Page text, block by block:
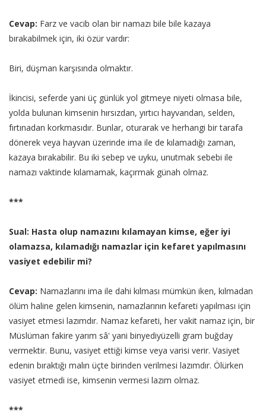
Cevap: Farz ve vacib olan bir namazı bile bile kazaya
bırakabilmek için, iki özür vardır:
Biri, düşman karşısında olmaktır.
İkincisi, seferde yani üç günlük yol gitmeye niyeti olmasa bile,
yolda bulunan kimsenin hırsızdan, yırtıcı hayvandan, selden,
fırtınadan korkmasıdır. Bunlar, oturarak ve herhangi bir tarafa
dönerek veya hayvan üzerinde ima ile de kılamadığı zaman,
kazaya bırakabilir. Bu iki sebep ve uyku, unutmak sebebi ile
namazı vaktinde kılamamak, kaçırmak günah olmaz.
***
Sual: Hasta olup namazını kılamayan kimse, eğer iyi
olamazsa, kılamadığı namazlar için kefaret yapılmasını
vasiyet edebilir mi?
Cevap: Namazlarını ima ile dahi kılması mümkün iken, kılmadan
ölüm haline gelen kimsenin, namazlarının kefareti yapılması için
vasiyet etmesi lazımdır. Namaz kefareti, her vakit namaz için, bir
Müslüman fakire yarım sâ' yani binyediyüzelli gram buğday
vermektir. Bunu, vasiyet ettiği kimse veya varisi verir. Vasiyet
edenin bıraktığı malın üçte birinden verilmesi lazımdır. Ölürken
vasiyet etmedi ise, kimsenin vermesi lazım olmaz.
***